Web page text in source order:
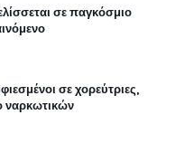
σε παγκόσμιο
σε χορεύτριες,
ναρκωτικών